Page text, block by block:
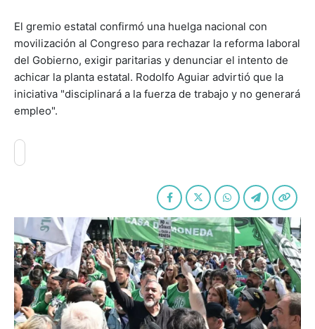
El gremio estatal confirmó una huelga nacional con
movilización al Congreso para rechazar la reforma laboral
del Gobierno, exigir paritarias y denunciar el intento de
achicar la planta estatal. Rodolfo Aguiar advirtió que la
iniciativa "disciplinará a la fuerza de trabajo y no generará
empleo".